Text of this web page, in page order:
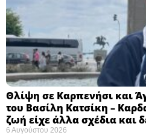
Θλίψη σε Καρπενήσι και
του Βασίλη Κατσίκη –
ζωή είχε άλλα σχέδια και
6 Αυγούστου 2026